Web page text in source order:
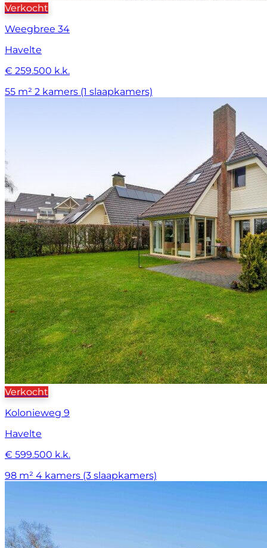
Verkocht
Weegbree 34
Havelte
€ 259.500 k.k.
55 m² 2 kamers (1 slaapkamers)
Verkocht
Kolonieweg 9
Havelte
€ 599.500 k.k.
98 m² 4 kamers (3 slaapkamers)